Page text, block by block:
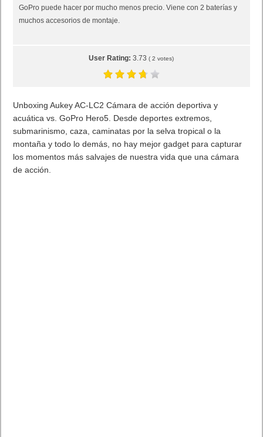
GoPro puede hacer por mucho menos precio. Viene con 2 baterías y
muchos accesorios de montaje.
User Rating:3.73 (2 votes)
Unboxing Aukey AC-LC2 Cámara de acción deportiva y
acuática vs. GoPro Hero5. Desde deportes extremos,
submarinismo, caza, caminatas por la selva tropical o la
montaña y todo lo demás, no hay mejor gadget para capturar
los momentos más salvajes de nuestra vida que una cámara
de acción.